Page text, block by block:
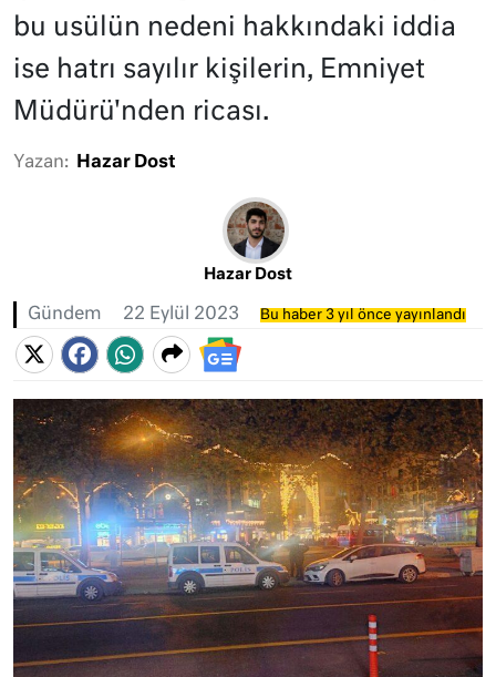
bu usülün nedeni hakkındaki iddia
ise hatrı sayılır kişilerin, Emniyet
Müdürü'nden ricası.
Yazan: Hazar Dost
Hazar Dost
Gündem 22 Eylül 2023 Bu haber 3 yıl önce yayınlandı